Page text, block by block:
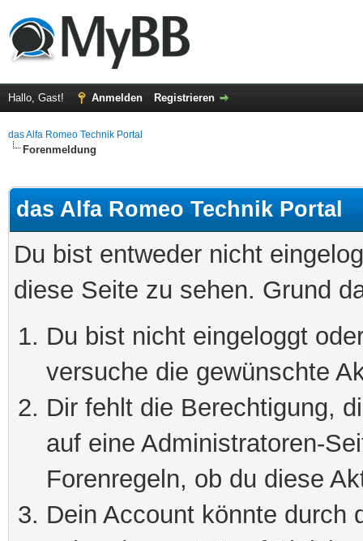
Hallo, Gast! Anmelden Registrieren
das Alfa Romeo Technik Portal
Forenmeldung
das Alfa Romeo Technik Portal
Du bist entweder nicht
diese Seite zu sehen. Grund
Du bist nicht eingeloggt
versuche die gewünschte
Dir fehlt die Berechtigung,
auf eine Administratoren-
Forenregeln, ob du diese
Dein Account könnte durch